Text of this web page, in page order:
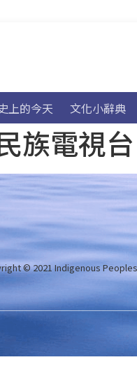
上的今天 文化小辭典
族電視台
© 2021 Indigenous